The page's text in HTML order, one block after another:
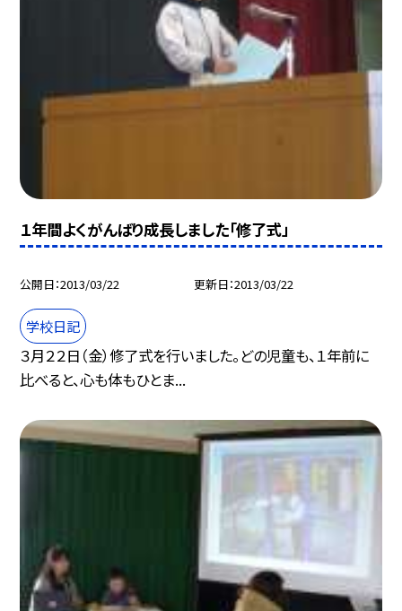
１年間よくがんばり成長しました「修了式」
公開日 2013/03/22 更新日 2013/03/22
学校日記
３月２２日（金）修了式を行いました。どの児童も、１年前に
比べると、心も体もひとま...